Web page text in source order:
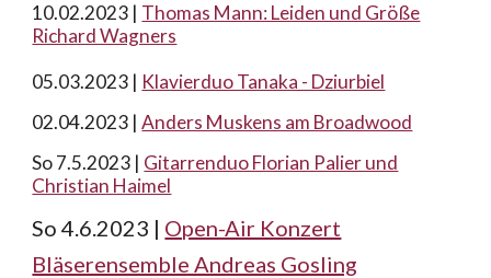
10.02.2023 | Thomas Mann: Leiden und Größe
Richard Wagners
05.03.2023 | Klavierduo Tanaka - Dziurbiel
02.04.2023 |Anders Muskens am Broadwood
So 7.5.2023 | Gitarrenduo Florian Palier und
Christian Haimel
So 4.6.2023 | Open-Air Konzert
Bläserensemble Andreas Gosling